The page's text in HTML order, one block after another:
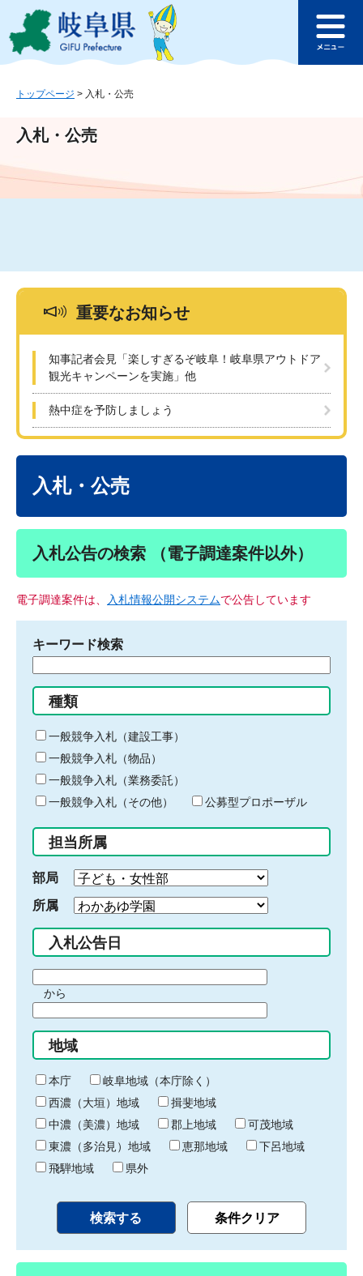
ジ
ュ
文
このページの本文へ
ュ
トップページ > 入札・公売
入札・公売
重要なお知らせ
知事記者会見「楽しすぎるぞ岐阜！岐阜県アウトドア
観光キャンペーンを実施」他
熱中症を予防しましょう
入札・公売
入札公告の検索 （電子調達案件以外）
電子調達案件は、 入札情報公開システムで公告しています
キーワード検索
る
キ
ー
ワ
ー
ド
入
力
種類
一般競争入札（建設工事）
一般競争入札（物品）
一般競争入札（業務委託）
一般競争入札（その他）
公募型プロポーザル
担当所属
部局
所属
入札公告日
間
始
り
から
間
終
わ
り
地域
本庁
岐阜地域（本庁除く）
西濃（大垣）地域
揖斐地域
中濃（美濃）地域
郡上地域
可茂地域
東濃（多治見）地域
恵那地域
下呂地域
飛騨地域
県外